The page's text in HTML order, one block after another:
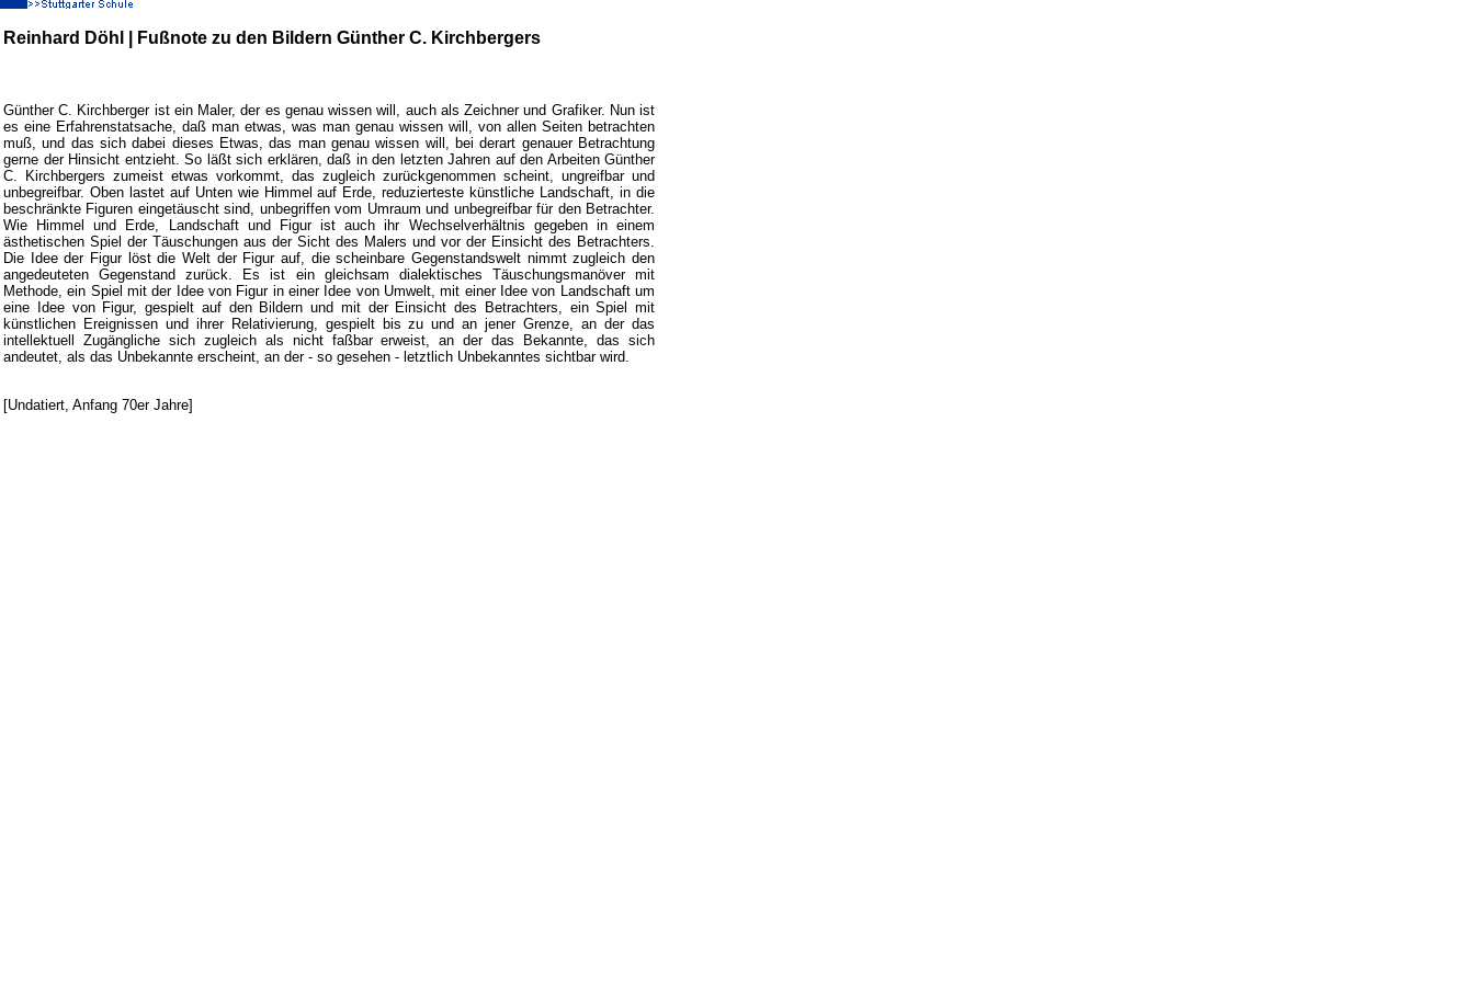
Reinhard Döhl | Fußnote zu den Bildern Günther C. Kirchbergers
Günther C. Kirchberger ist ein Maler, der es genau wissen will, auch als Zeichner und Grafiker. Nun ist
es eine Erfahrenstatsache, daß man etwas, was man genau wissen will, von allen Seiten betrachten
muß, und das sich dabei dieses Etwas, das man genau wissen will, bei derart genauer Betrachtung
gerne der Hinsicht entzieht. So läßt sich erklären, daß in den letzten Jahren auf den Arbeiten Günther
C. Kirchbergers zumeist etwas vorkommt, das zugleich zurückgenommen scheint, ungreifbar und
unbegreifbar. Oben lastet auf Unten wie Himmel auf Erde, reduzierteste künstliche Landschaft, in die
beschränkte Figuren eingetäuscht sind, unbegriffen vom Umraum und unbegreifbar für den Betrachter.
Wie Himmel und Erde, Landschaft und Figur ist auch ihr Wechselverhältnis gegeben in einem
ästhetischen Spiel der Täuschungen aus der Sicht des Malers und vor der Einsicht des Betrachters.
Die Idee der Figur löst die Welt der Figur auf, die scheinbare Gegenstandswelt nimmt zugleich den
angedeuteten Gegenstand zurück. Es ist ein gleichsam dialektisches Täuschungsmanöver mit
Methode, ein Spiel mit der Idee von Figur in einer Idee von Umwelt, mit einer Idee von Landschaft um
eine Idee von Figur, gespielt auf den Bildern und mit der Einsicht des Betrachters, ein Spiel mit
künstlichen Ereignissen und ihrer Relativierung, gespielt bis zu und an jener Grenze, an der das
intellektuell Zugängliche sich zugleich als nicht faßbar erweist, an der das Bekannte, das sich
andeutet, als das Unbekannte erscheint, an der - so gesehen - letztlich Unbekanntes sichtbar wird.
[Undatiert, Anfang 70er Jahre]